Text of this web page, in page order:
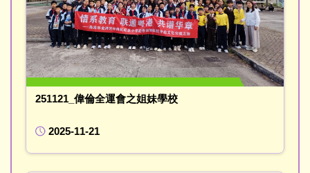
251121_偉倫全運會之姐妹學校
2025-11-21